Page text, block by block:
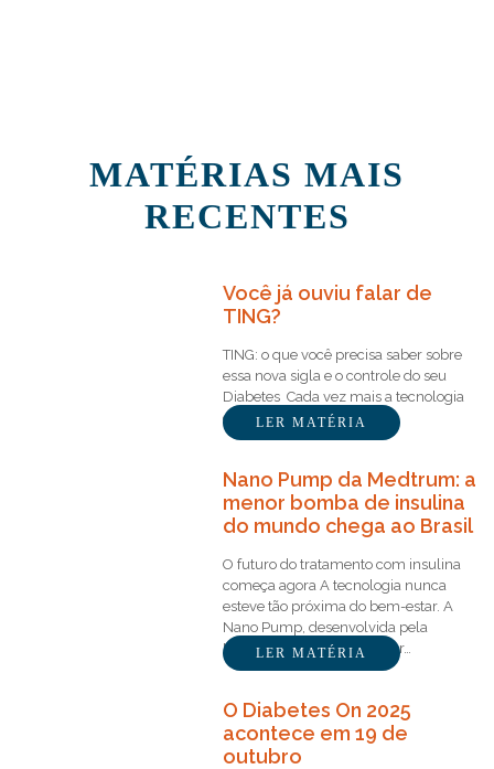
MATÉRIAS MAIS
RECENTES
Você já ouviu falar de
TING?
TING: o que você precisa saber sobre
essa nova sigla e o controle do seu
Diabetes Cada vez mais a tecnologia
está sendo usada a…
LER MATÉRIA
Nano Pump da Medtrum: a
menor bomba de insulina
do mundo chega ao Brasil
O futuro do tratamento com insulina
começa agora A tecnologia nunca
esteve tão próxima do bem-estar. A
Nano Pump, desenvolvida pela
Medtrum, acaba de receber…
LER MATÉRIA
O Diabetes On 2025
acontece em 19 de
outubro